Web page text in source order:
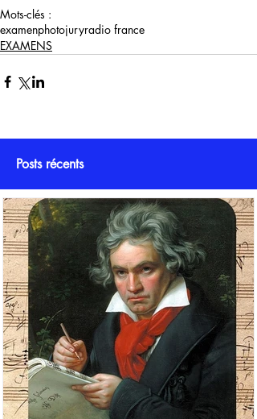
Mots-clés :
examenphotojuryradio france
EXAMENS
Posts récents